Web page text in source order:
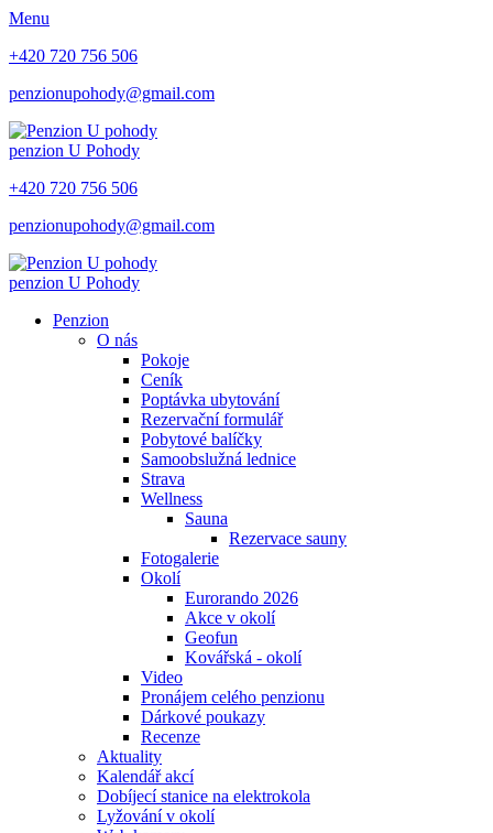
Menu
+420 720 756 506
penzionupohody@gmail.com
penzion U Pohody
+420 720 756 506
penzionupohody@gmail.com
penzion U Pohody
Penzion
O nás
Pokoje
Ceník
Poptávka ubytování
Rezervační formulář
Pobytové balíčky
Samoobslužná lednice
Strava
Wellness
Sauna
Rezervace sauny
Fotogalerie
Okolí
Eurorando 2026
Akce v okolí
Geofun
Kovářská - okolí
Video
Pronájem celého penzionu
Dárkové poukazy
Recenze
Aktuality
Kalendář akcí
Dobíjecí stanice na elektrokola
Lyžování v okolí